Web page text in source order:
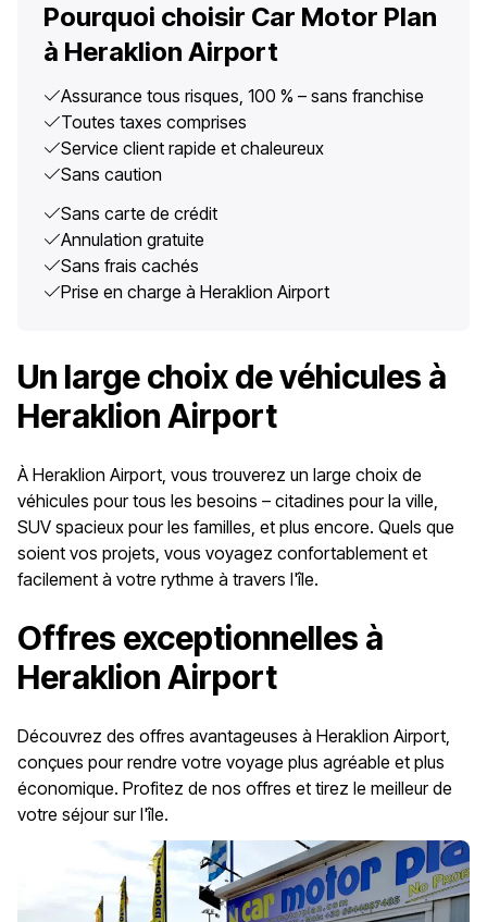
Pourquoi choisir Car Motor Plan
à Heraklion Airport
Assurance tous risques, 100 % – sans franchise
Toutes taxes comprises
Service client rapide et chaleureux
Sans caution
Sans carte de crédit
Annulation gratuite
Sans frais cachés
Prise en charge à Heraklion Airport
Un large choix de véhicules à
Heraklion Airport
À Heraklion Airport, vous trouverez un large choix de
véhicules pour tous les besoins – citadines pour la ville,
SUV spacieux pour les familles, et plus encore. Quels que
soient vos projets, vous voyagez confortablement et
facilement à votre rythme à travers l'île.
Offres exceptionnelles à
Heraklion Airport
Découvrez des offres avantageuses à Heraklion Airport,
conçues pour rendre votre voyage plus agréable et plus
économique. Profitez de nos offres et tirez le meilleur de
votre séjour sur l'île.